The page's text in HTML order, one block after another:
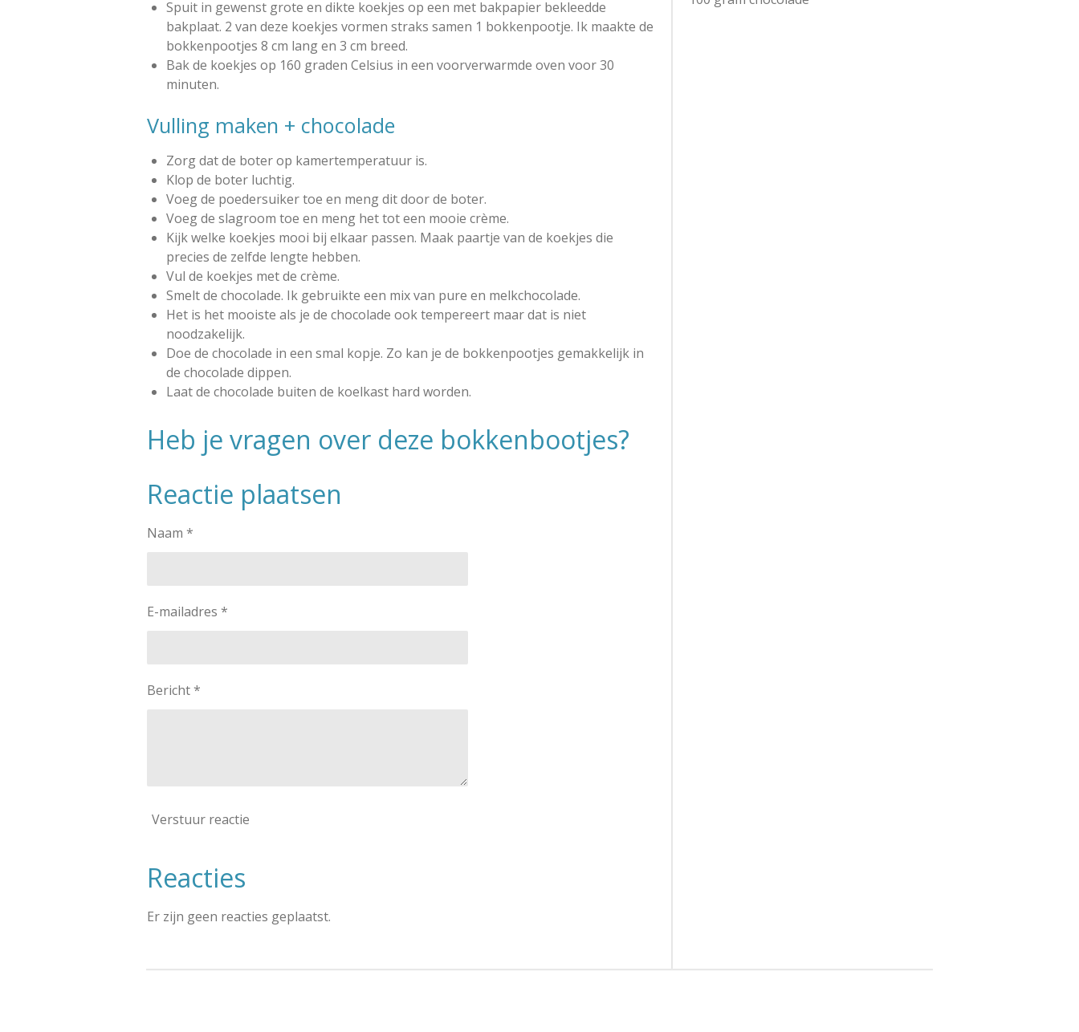
Spuit in gewenst grote en dikte koekjes op een met bakpapier bekleedde
bakplaat. 2 van deze koekjes vormen straks samen 1 bokkenpootje. Ik maakte de
bokkenpootjes 8 cm lang en 3 cm breed.
Bak de koekjes op 160 graden Celsius in een voorverwarmde oven voor 30
minuten.
Vulling maken + chocolade
Zorg dat de boter op kamertemperatuur is.
Klop de boter luchtig.
Voeg de poedersuiker toe en meng dit door de boter.
Voeg de slagroom toe en meng het tot een mooie crème.
Kijk welke koekjes mooi bij elkaar passen. Maak paartje van de koekjes die
precies de zelfde lengte hebben.
Vul de koekjes met de crème.
Smelt de chocolade. Ik gebruikte een mix van pure en melkchocolade.
Het is het mooiste als je de chocolade ook tempereert maar dat is niet
noodzakelijk.
Doe de chocolade in een smal kopje. Zo kan je de bokkenpootjes gemakkelijk in
de chocolade dippen.
Laat de chocolade buiten de koelkast hard worden.
Heb je vragen over deze bokkenbootjes?
Reactie plaatsen
Naam *
E-mailadres *
Bericht *
Verstuur reactie
Reacties
Er zijn geen reacties geplaatst.